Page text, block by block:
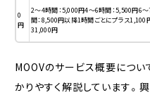
0
円
2〜4時間：5,000円4〜6時間：5,500円6
間：8,500円以降1時間ごとにプラス1,100
31,000円
MOOVのサービス概要につ
かりやすく解説しています。